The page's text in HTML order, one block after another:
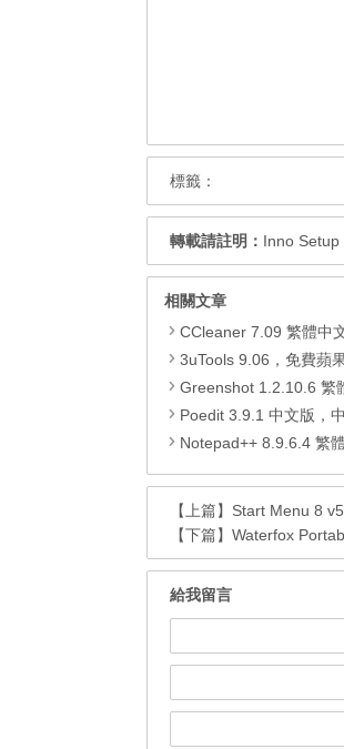
標籤：
轉載請註明： Inno Setup
相關文章
CCleaner 7.09 繁體中文安
3uTools 9.06，免費蘋果 iPhone
Greenshot 1.2.10.6 繁體中文免
Poedit 3.9.1 中文版，
Notepad++ 8.9.6.4 繁體
【上篇】 Start Menu 8
【下篇】 Waterfox
給我留言